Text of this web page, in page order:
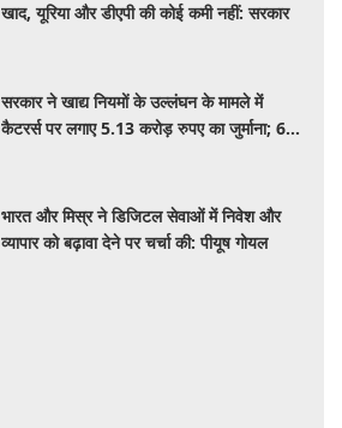
खाद, यूरिया और डीएपी की कोई कमी नहीं: सरकार
सरकार ने खाद्य नियमों के उल्लंघन के मामले में
कैटरर्स पर लगाए 5.13 करोड़ रुपए का जुर्माना; 6
भारत और मिस्र ने डिजिटल सेवाओं में निवेश और
व्यापार को बढ़ावा देने पर चर्चा की: पीयूष गोयल